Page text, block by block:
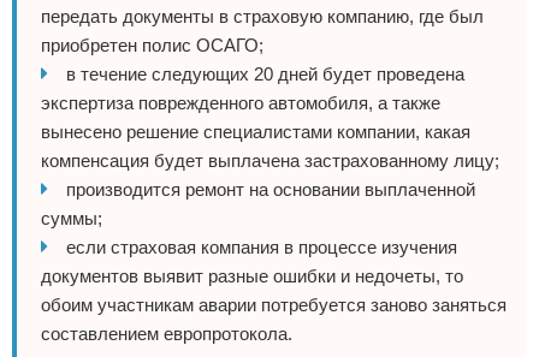
передать документы в страховую компанию, где был
приобретен полис ОСАГО;
в течение следующих 20 дней будет проведена
экспертиза поврежденного автомобиля, а также
вынесено решение специалистами компании, какая
компенсация будет выплачена застрахованному лицу;
производится ремонт на основании выплаченной
суммы;
если страховая компания в процессе изучения
документов выявит разные ошибки и недочеты, то
обоим участникам аварии потребуется заново заняться
составлением европротокола.